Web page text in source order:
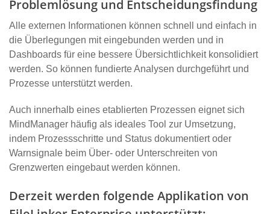
Problemlösung und Entscheidungsfindung
Alle externen Informationen können schnell und einfach in
die Überlegungen mit eingebunden werden und in
Dashboards für eine bessere Übersichtlichkeit konsolidiert
werden. So können fundierte Analysen durchgeführt und
Prozesse unterstützt werden.
Auch innerhalb eines etablierten Prozessen eignet sich
MindManager häufig als ideales Tool zur Umsetzung,
indem Prozessschritte und Status dokumentiert oder
Warnsignale beim Über- oder Unterschreiten von
Grenzwerten eingebaut werden können.
Derzeit werden folgende Applikation von